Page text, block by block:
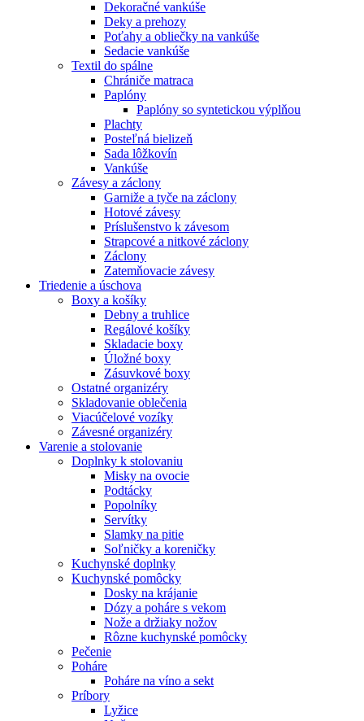
Dekoračné vankúše
Deky a prehozy
Poťahy a obliečky na vankúše
Sedacie vankúše
Textil do spálne
Chrániče matraca
Paplóny
Paplóny so syntetickou výplňou
Plachty
Posteľná bielizeň
Sada lôžkovín
Vankúše
Závesy a záclony
Garniže a tyče na záclony
Hotové závesy
Príslušenstvo k závesom
Strapcové a nitkové záclony
Záclony
Zatemňovacie závesy
Triedenie a úschova
Boxy a košíky
Debny a truhlice
Regálové košíky
Skladacie boxy
Úložné boxy
Zásuvkové boxy
Ostatné organizéry
Skladovanie oblečenia
Viacúčelové vozíky
Závesné organizéry
Varenie a stolovanie
Doplnky k stolovaniu
Misky na ovocie
Podtácky
Popolníky
Servítky
Slamky na pitie
Soľničky a koreničky
Kuchynské doplnky
Kuchynské pomôcky
Dosky na krájanie
Dózy a poháre s vekom
Nože a držiaky nožov
Rôzne kuchynské pomôcky
Pečenie
Poháre
Poháre na víno a sekt
Príbory
Lyžice